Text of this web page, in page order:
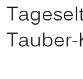
Tauber-